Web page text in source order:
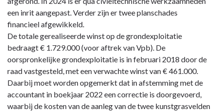
een inrit aangepast. Verder zijn er twee planschades
financieel afgewikkeld.
De totale gerealiseerde winst op de grondexploitatie
bedraagt € 1.729.000 (voor aftrek van Vpb). De
oorspronkelijke grondexploitatie is in februari 2018 door de
raad vastgesteld, met een verwachte winst van € 461.000.
Daarbij moet worden opgemerkt dat in afstemming met de
accountant in boekjaar 2022 een correctie is doorgevoerd,
waarbij de kosten van de aanleg van de twee kunstgrasvelden